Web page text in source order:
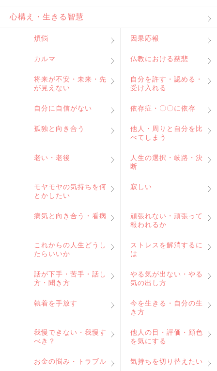
心構え・生きる智慧
煩悩 因果応報
カルマ 仏教における慈悲
将来が不安・未来・先
が見えない
自分を許す・認める・
受け入れる
自分に自信がない 依存症・〇〇に依存
孤独と向き合う
他人・周りと自分を比
べてしまう
老い・老後
人生の選択・岐路・決
断
モヤモヤの気持ちを何
とかしたい
寂しい
病気と向き合う・看病
頑張れない・頑張って
報われるか
これからの人生どうし
たらいいか
ストレスを解消するに
は
話が下手・苦手・話し
方・聞き方
やる気が出ない・やる
気の出し方
執着を手放す
今を生きる・自分の生
き方
我慢できない・我慢す
べき？
他人の目・評価・顔色
を気にする
お金の悩み・トラブル 気持ちを切り替えたい